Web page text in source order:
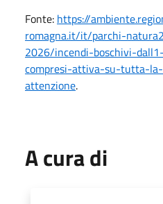
Fonte: https://
romagna.it/it/parchi-
2026/incendi-boschivi-
compresi-attiva-su-tutta-
attenzione.
A cura di